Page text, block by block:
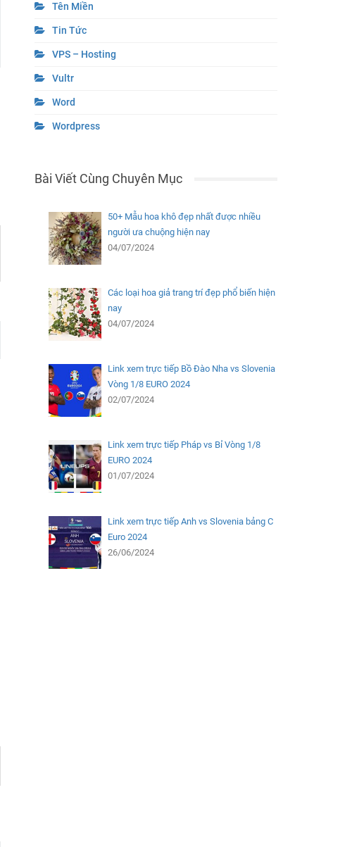
Tên Miền
Tin Tức
VPS – Hosting
Vultr
Word
Wordpress
Bài Viết Cùng Chuyên Mục
50+ Mẫu hoa khô đẹp nhất được nhiều
người ưa chuộng hiện nay
04/07/2024
Các loại hoa giả trang trí đẹp phổ biến hiện
nay
04/07/2024
Link xem trực tiếp Bồ Đào Nha vs Slovenia
Vòng 1/8 EURO 2024
02/07/2024
Link xem trực tiếp Pháp vs Bỉ Vòng 1/8
EURO 2024
01/07/2024
Link xem trực tiếp Anh vs Slovenia bảng C
Euro 2024
26/06/2024